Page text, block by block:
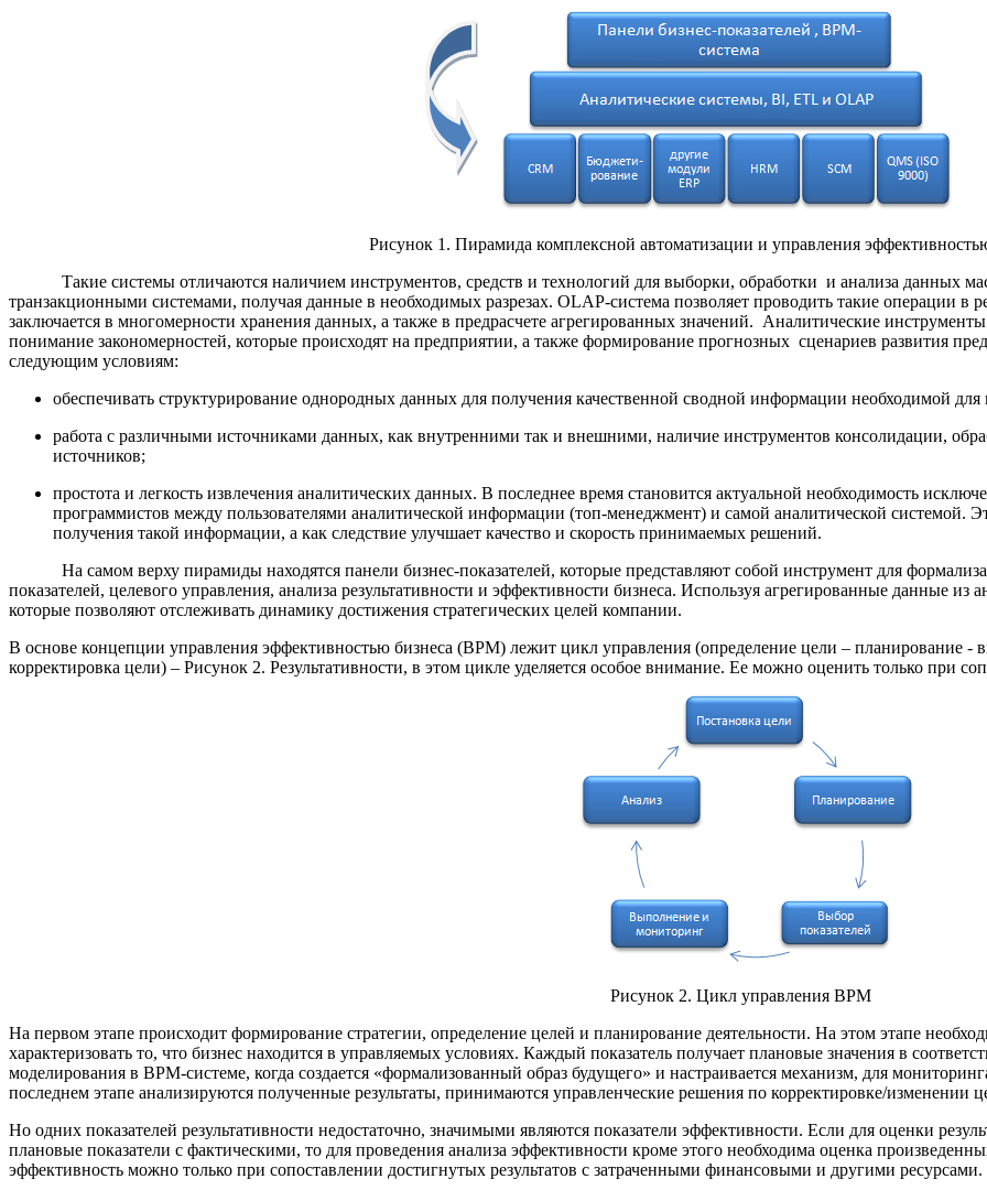
Рисунок 1. Пирамида комплексной автоматизации и управления
Такие системы отличаются наличием инструментов, средств и технологий для выборки, обработки и анализа данных
транзакционными системами, получая данные в необходимых разрезах. OLAP-система позволяет проводить такие операции в
заключается в многомерности хранения данных, а также в предрасчете агрегированных значений. Аналитические
понимание закономерностей, которые происходят на предприятии, а также формирование прогнозных сценариев развития
следующим условиям:
обеспечивать структурирование однородных данных для получения качественной сводной информации необходимой
работа с различными источниками данных, как внутренними так и внешними, наличие инструментов консолидации,
источников;
простота и легкость извлечения аналитических данных. В последнее время становится актуальной необходимость
программистов между пользователями аналитической информации (топ-менеджмент) и самой аналитической системой.
получения такой информации, а как следствие улучшает качество и скорость принимаемых решений.
На самом верху пирамиды находятся панели бизнес-показателей, которые представляют собой инструмент для
показателей, целевого управления, анализа результативности и эффективности бизнеса. Используя агрегированные данные из
которые позволяют отслеживать динамику достижения стратегических целей компании.
В основе концепции управления эффективностью бизнеса (BPM) лежит цикл управления (определение цели – планирование -
корректировка цели) – Рисунок 2. Результативности, в этом цикле уделяется особое внимание. Ее можно оценить только при
Рисунок 2. Цикл управления BPM
На первом этапе происходит формирование стратегии, определение целей и планирование деятельности. На этом этапе
характеризовать то, что бизнес находится в управляемых условиях. Каждый показатель получает плановые значения в
моделирования в BPM-системе, когда создается «формализованный образ будущего» и настраивается механизм, для
последнем этапе анализируются полученные результаты, принимаются управленческие решения по корректировке/изменении
Но одних показателей результативности недостаточно, значимыми являются показатели эффективности. Если для оценки
плановые показатели с фактическими, то для проведения анализа эффективности кроме этого необходима оценка
эффективность можно только при сопоставлении достигнутых результатов с затраченными финансовыми и другими ресурсами.